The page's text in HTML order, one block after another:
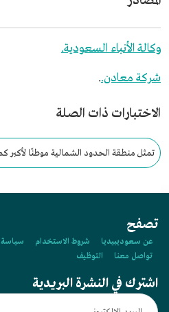
وكالة الأنباء السعودية.
شركة معادن..
الاختبارات ذات الصلة
تمثل منطقة الحدود الشمالية موطنًا لأكبر
تصفح
عن سعوديبيديا شروط الاستخدام
تواصل معنا
التوظيف
اشترك في النشرة البريدية